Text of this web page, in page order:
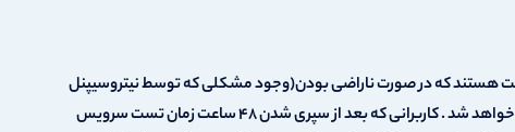
ماهیانه دارای ۴۸ ساعت زمان تست هستند که در صورت ناراضی بودن(وجود مشکلی که توسط نیتروسیپنل
رفع نشود) کاربر وجه مسترد شده به طور کامل برگشت داده خواهد شد . کاربرانی که بعد از سپری شدن ۴۸ ساعت زمان تست سرویس